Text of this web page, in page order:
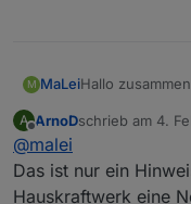
M MaLeiHallo zusammen,
habe gerade
trotzdem
Schönen
A
Offline
ArnoDschrieb am 4.
zuletzt editiert
@malei
Das ist nur ein
Hauskraftwerk eine